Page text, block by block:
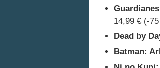
14,99 € (-
Dead by
Batman: